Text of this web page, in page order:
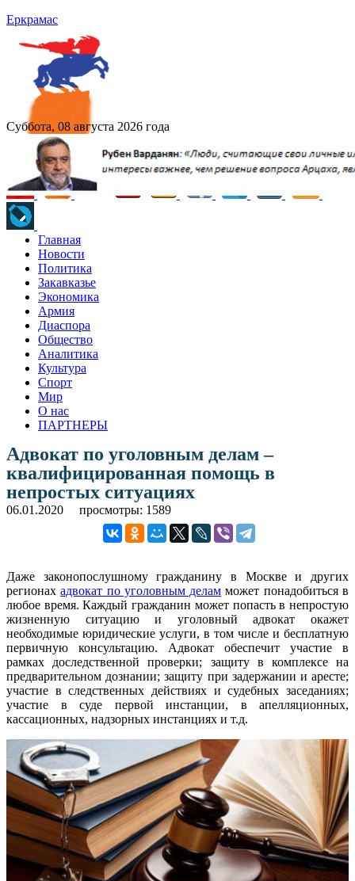
Еркрамас
Суббота, 08 августа 2026 года
Главная
Новости
Политика
Закавказье
Экономика
Армия
Диаспора
Общество
Аналитика
Культура
Спорт
Мир
О нас
ПАРТНЕРЫ
Адвокат по уголовным делам –
квалифицированная помощь в
непростых ситуациях
06.01.2020 просмотры: 1589
Даже законопослушному гражданину в Москве и других
регионахадвокат по уголовным делам может понадобиться в
любое время. Каждый гражданин может попасть в непростую
жизненную ситуацию и уголовный адвокат окажет
необходимые юридические услуги, в том числе и бесплатную
первичную консультацию. Адвокат обеспечит участие в
рамках доследственной проверки; защиту в комплексе на
предварительном дознании; защиту при задержании и аресте;
участие в следственных действиях и судебных заседаниях;
участие в суде первой инстанции, в апелляционных,
кассационных, надзорных инстанциях и т.д.